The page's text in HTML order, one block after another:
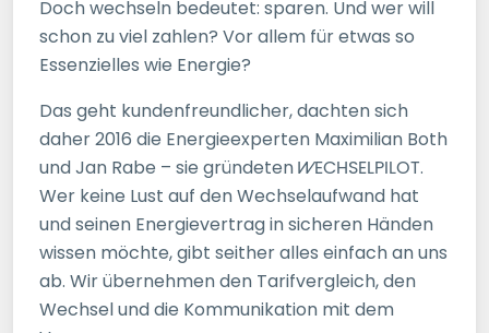
Doch wechseln bedeutet: sparen. Und wer will
schon zu viel zahlen? Vor allem für etwas so
Essenzielles wie Energie?
Das geht kundenfreundlicher, dachten sich
daher 2016 die Energieexperten Maximilian Both
und Jan Rabe – sie gründetenWECHSELPILOT.
Wer keine Lust auf den Wechselaufwand hat
und seinen Energievertrag in sicheren Händen
wissen möchte, gibt seither alles einfach an uns
ab. Wir übernehmen den Tarifvergleich, den
Wechsel und die Kommunikation mit dem